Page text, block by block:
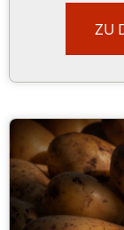
ZU